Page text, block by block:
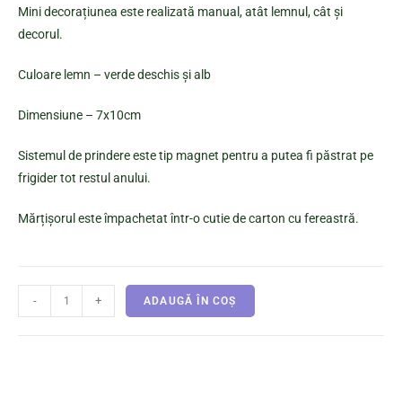
Mini decorațiunea este realizată manual, atât lemnul, cât și
decorul.
Culoare lemn – verde deschis și alb
Dimensiune – 7x10cm
Sistemul de prindere este tip magnet pentru a putea fi păstrat pe
frigider tot restul anului.
Mărțișorul este împachetat într-o cutie de carton cu fereastră.
- + ADAUGĂ ÎN COȘ